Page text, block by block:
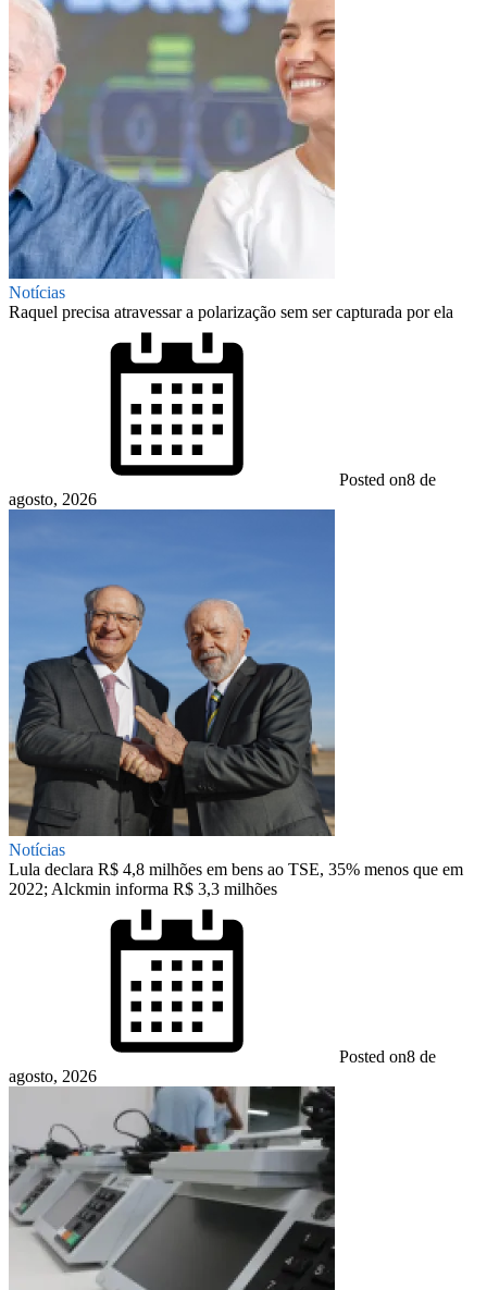
Notícias
Raquel precisa atravessar a polarização sem ser capturada por ela
Posted on8 de
agosto, 2026
Notícias
Lula declara R$ 4,8 milhões em bens ao TSE, 35% menos que em
2022; Alckmin informa R$ 3,3 milhões
Posted on8 de
agosto, 2026